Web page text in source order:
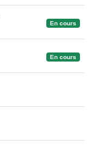
En cours
En cours